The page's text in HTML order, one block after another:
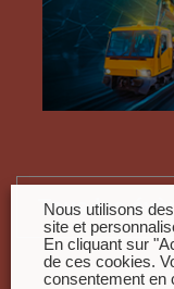
Tous les
Nous utilisons
site et
En cliquant sur
de ces cookies.
consentement en